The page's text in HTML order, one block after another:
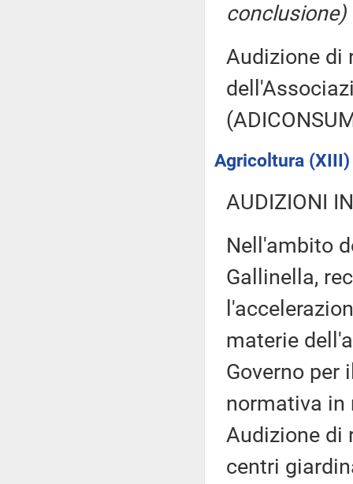
conclusione)
Audizione di
Agricoltura (XIII)
AUDIZIONI
Nell'ambito
Gallinella,
materie
Governo per
normativa in
Audizione di
centri